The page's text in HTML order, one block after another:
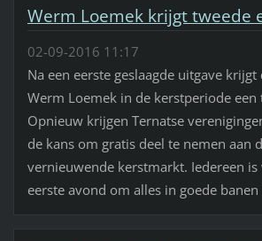
Werm Loemek krijgt tweede
02-09-2016 11:17
Na een eerste geslaagde uitgave
Werm Loemek in de kerstperiode een
Opnieuw krijgen Ternatse
de kans om gratis deel te nemen aan
vernieuwende kerstmarkt. Iedereen is
eerste avond om alles in goede